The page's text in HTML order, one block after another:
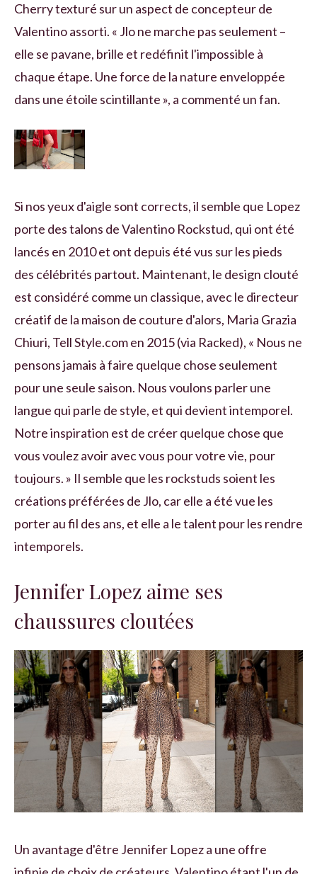
Cherry texturé sur un aspect de concepteur de
Valentino assorti. « Jlo ne marche pas seulement –
elle se pavane, brille et redéfinit l'impossible à
chaque étape. Une force de la nature enveloppée
dans une étoile scintillante », a commenté un fan.
Si nos yeux d'aigle sont corrects, il semble que Lopez
porte des talons de Valentino Rockstud, qui ont été
lancés en 2010 et ont depuis été vus sur les pieds
des célébrités partout. Maintenant, le design clouté
est considéré comme un classique, avec le directeur
créatif de la maison de couture d'alors, Maria Grazia
Chiuri, Tell Style.com en 2015 (via Racked), « Nous ne
pensons jamais à faire quelque chose seulement
pour une seule saison. Nous voulons parler une
langue qui parle de style, et qui devient intemporel.
Notre inspiration est de créer quelque chose que
vous voulez avoir avec vous pour votre vie, pour
toujours. » Il semble que les rockstuds soient les
créations préférées de Jlo, car elle a été vue les
porter au fil des ans, et elle a le talent pour les rendre
intemporels.
Jennifer Lopez aime ses
chaussures cloutées
Un avantage d'être Jennifer Lopez a une offre